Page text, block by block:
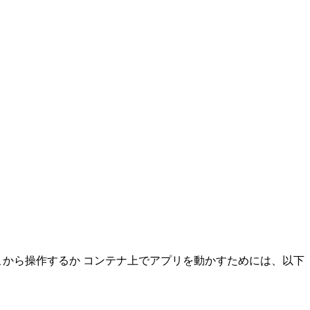
ら操作するか コンテナ上でアプリを動かすためには、以下